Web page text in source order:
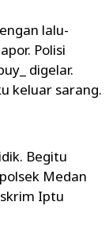
lalu-
Polisi
digelar.
keluar sarang.
Begitu
Medan
Iptu